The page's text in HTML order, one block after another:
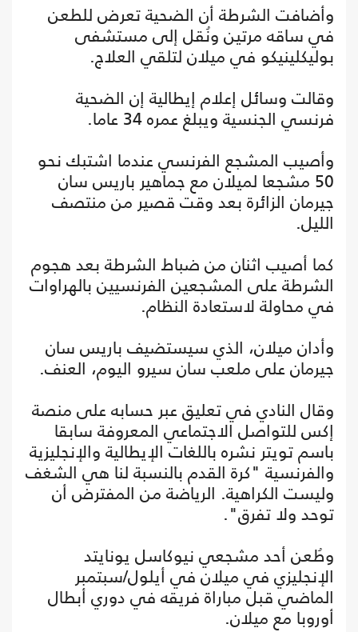
وأضافت الشرطة أن الضحية تعرض للطعن
في ساقه مرتين ونُقل إلى مستشفى
بوليكلينيكو في ميلان لتلقي العلاج.
وقالت وسائل إعلام إيطالية إن الضحية
فرنسي الجنسية ويبلغ عمره 34 عاما.
وأصيب المشجع الفرنسي عندما اشتبك نحو
50 مشجعا لميلان مع جماهير باريس سان
جيرمان الزائرة بعد وقت قصير من منتصف
الليل.
كما أصيب اثنان من ضباط الشرطة بعد هجوم
الشرطة على المشجعين الفرنسيين بالهراوات
في محاولة لاستعادة النظام.
وأدان ميلان، الذي سيستضيف باريس سان
جيرمان على ملعب سان سيرو اليوم، العنف.
وقال النادي في تعليق عبر حسابه على منصة
إكس للتواصل الاجتماعي المعروفة سابقا
باسم تويتر نشره باللغات الإيطالية والإنجليزية
والفرنسية "كرة القدم بالنسبة لنا هي الشغف
وليست الكراهية. الرياضة من المفترض أن
توحد ولا تفرق".
وطُعن أحد مشجعي نيوكاسل يونايتد
الإنجليزي في ميلان في أيلول/سبتمبر
الماضي قبل مباراة فريقه في دوري أبطال
أوروبا مع ميلان.